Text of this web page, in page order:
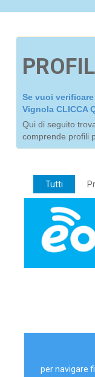
Se vuoi
Vignola CLICCA
Qui di seguito
comprende profili
Tutti
per navigare